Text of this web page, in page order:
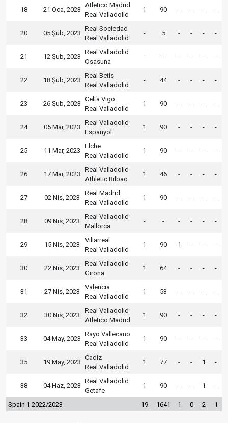
18 21 Oca, 2023
Atletico Madrid
Real Valladolid
1 90 - - - -
20 05 Şub, 2023
Real Sociedad
Real Valladolid
- 5 - - - -
21 12 Şub, 2023
Real Valladolid
Osasuna
- - - - - -
22 18 Şub, 2023
Real Betis
Real Valladolid
- 44 - - - -
23 26 Şub, 2023
Celta Vigo
Real Valladolid
1 90 - - - -
24 05 Mar, 2023
Real Valladolid
Espanyol
1 90 - - - -
25 11 Mar, 2023
Elche
Real Valladolid
1 90 - - - -
26 17 Mar, 2023
Real Valladolid
Athletic Bilbao
1 46 - - - -
27 02 Nis, 2023
Real Madrid
Real Valladolid
1 90 - - - -
28 09 Nis, 2023
Real Valladolid
Mallorca
- - - - - -
29 15 Nis, 2023
Villarreal
Real Valladolid
1 90 1 - - -
30 22 Nis, 2023
Real Valladolid
Girona
1 64 - - - -
31 27 Nis, 2023
Valencia
Real Valladolid
1 53 - - - -
32 30 Nis, 2023
Real Valladolid
Atletico Madrid
1 90 - - - -
33 04 May, 2023
Rayo Vallecano
Real Valladolid
1 90 - - - -
35 19 May, 2023
Cadiz
Real Valladolid
1 77 - - 1 -
38 04 Haz, 2023
Real Valladolid
Getafe
1 90 - - 1 -
Spain 1 2022/2023 19 1641 1 0 2 1